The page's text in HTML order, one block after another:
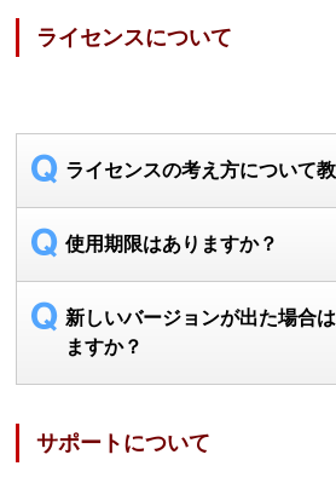
ライセンスについて
ライセンスの考え方について
使用期限はありますか？
新しいバージョンが出た場合
ますか？
サポートについて